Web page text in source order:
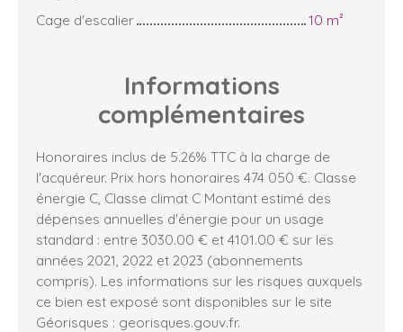
Cage d'escalier
10 m²
Informations
complémentaires
Honoraires inclus de 5.26% TTC à la charge de
l'acquéreur. Prix hors honoraires 474 050 €. Classe
énergie C, Classe climat C Montant estimé des
dépenses annuelles d'énergie pour un usage
standard : entre 3030.00 € et 4101.00 € sur les
années 2021, 2022 et 2023 (abonnements
compris). Les informations sur les risques auxquels
ce bien est exposé sont disponibles sur le site
Géorisques : georisques.gouv.fr.